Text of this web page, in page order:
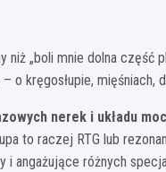
niż „boli mnie dolna część
o kręgosłupie, mięśniach,
nerek i układu
to raczej RTG lub
angażujące różnych